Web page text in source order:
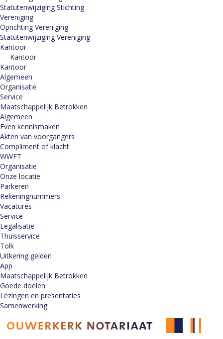
Statutenwijziging Stichting
Vereniging
Oprichting Vereniging
Statutenwijziging Vereniging
Kantoor
Kantoor
Kantoor
Algemeen
Organisatie
Service
Maatschappelijk Betrokken
Algemeen
Even kennismaken
Akten van voorgangers
Compliment of klacht
WWFT
Organisatie
Onze locatie
Parkeren
Rekeningnummers
Vacatures
Service
Legalisatie
Thuisservice
Tolk
Uitkering gelden
App
Maatschappelijk Betrokken
Goede doelen
Lezingen en presentaties
Samenwerking